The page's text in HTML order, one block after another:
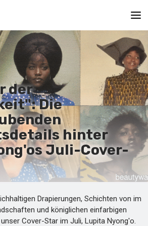
der
Die
hinter
Juli-Cover-
Drapierungen, Schichten von im
und königlichen einfarbigen
Cover-Star im Juli, Lupita Nyong'o.